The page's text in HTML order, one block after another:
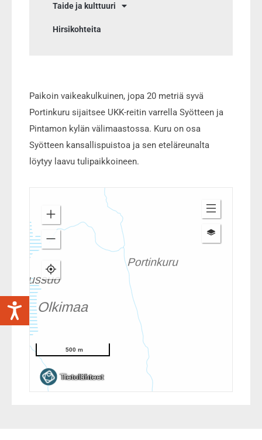
Taide ja kulttuuri
Hirsikohteita
Paikoin vaikeakulkuinen, jopa 20 metriä syvä
Portinkuru sijaitsee UKK-reitin varrella Syötteen ja
Pintamon kylän välimaastossa. Kuru on osa
Syötteen kansallispuistoa ja sen eteläreunalta
löytyy laavu tulipaikkoineen.